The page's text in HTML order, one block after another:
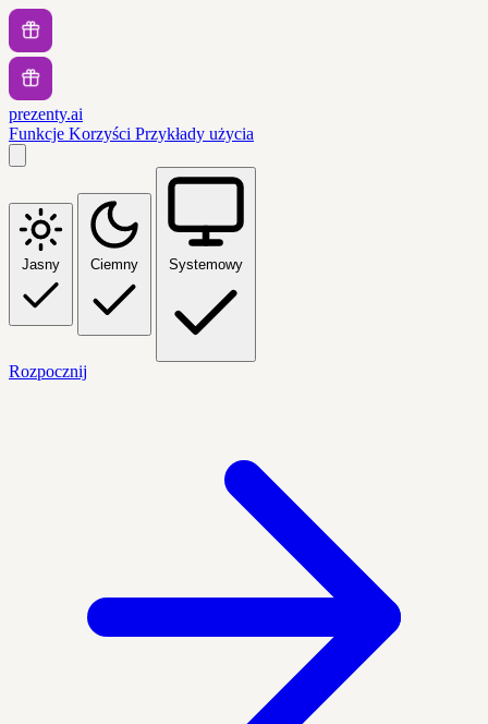
prezenty.ai
Funkcje Korzyści Przykłady użycia
Jasny Ciemny Systemowy
Rozpocznij